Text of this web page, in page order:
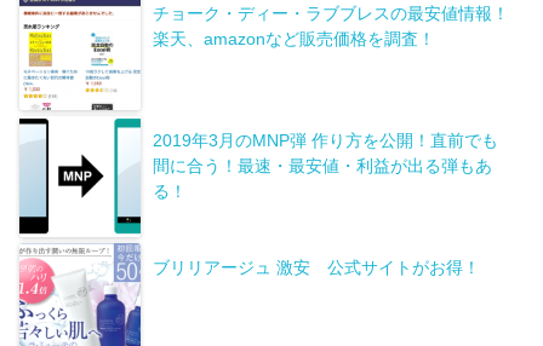
チョーク・ディー・ラブブレスの最安値情報！
楽天、amazonなど販売価格を調査！
2019年3月のMNP弾 作り方を公開！直前でも
間に合う！最速・最安値・利益が出る弾もあ
る！
ブリリアージュ 激安 公式サイトがお得！